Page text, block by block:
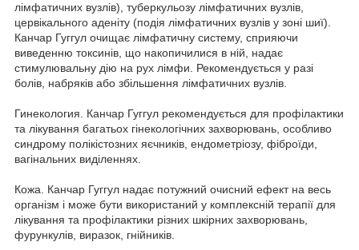
лімфатичних вузлів), туберкульозу лімфатичних вузлів,
цервікального аденіту (подія лімфатичних вузлів у зоні шиї).
Канчар Гуггул очищає лімфатичну систему, сприяючи
виведенню токсинів, що накопичилися в ній, надає
стимулювальну дію на рух лімфи. Рекомендується у разі
болів, набряків або збільшення лімфатичних вузлів.
Гинекология. Канчар Гуггул рекомендується для профілактики
та лікування багатьох гінекологічних захворювань, особливо
синдрому полікістозних яєчників, ендометріозу, фіброїди,
вагінальних виділеннях.
Кожа. Канчар Гуггул надає потужний очисний ефект на весь
організм і може бути використаний у комплексній терапії для
лікування та профілактики різних шкірних захворювань,
фурункулів, виразок, гнійників.